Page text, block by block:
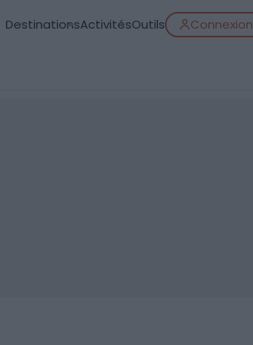
DestinationsActivitésOutils Connexion